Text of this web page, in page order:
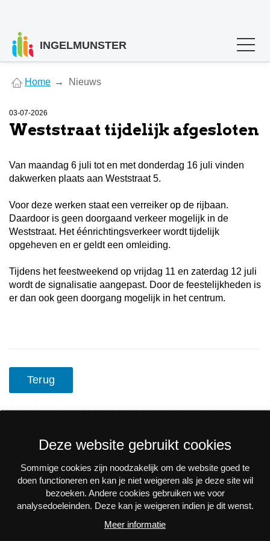
INGELMUNSTER
are
Home Nieuws
03-07-2026
Weststraat tijdelijk afgesloten
Van maandag 6 juli tot en met donderdag 16 juli vinden
dakwerken plaats aan Weststraat 5.
Voor deze werken staat een verreiker op de rijbaan.
Daardoor is geen doorgaand verkeer mogelijk in de
Weststraat. Het éénrichtingsverkeer wordt tijdelijk
opgeheven en er geldt een omleiding.
Tijdens het feestweekend op vrijdag 11 en zaterdag 12 juli
wordt de signalisatie aangepast. Door de feestelijkheden is
er dan ook geen doorgang mogelijk in het centrum.
Terug
Nieuwsbrief
Via e-mail op de hoogte blijven van alle nieuws en
activiteiten? Schrijf je in voor onze interessante
nieuwsbrieven!
Deze website gebruikt cookies
Sommige cookies zijn noodzakelijk om de website goed te
doen functioneren en kan je niet weigeren als je deze site wil
bezoeken. Andere cookies gebruiken we voor
analysedoeleinden. Deze kan je weigeren indien je dit wenst.
Meer informatie